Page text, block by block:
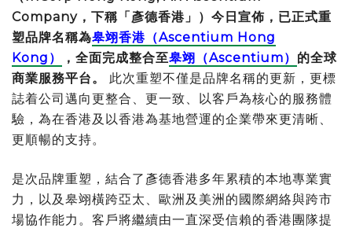
Company ，下稱「彥德香港」）今日宣佈，已正式重
塑品牌名稱為皋翊香港（Ascentium Hong
Kong ） ，全面完成整合至皋翊（Ascentium） 的全球
商業服務平台。
此次重塑不僅是品牌名稱的更新，更標
誌着公司邁向更整合、更一致、以客戶為核心的服務體
驗，為在香港及以香港為基地營運的企業帶來更清晰、
更順暢的支持。
是次品牌重塑，結合了彥德香港多年累積的本地專業實
力，以及皋翊橫跨亞太、歐洲及美洲的國際網絡與跨市
場協作能力。客戶將繼續由一直深受信賴的香港團隊提